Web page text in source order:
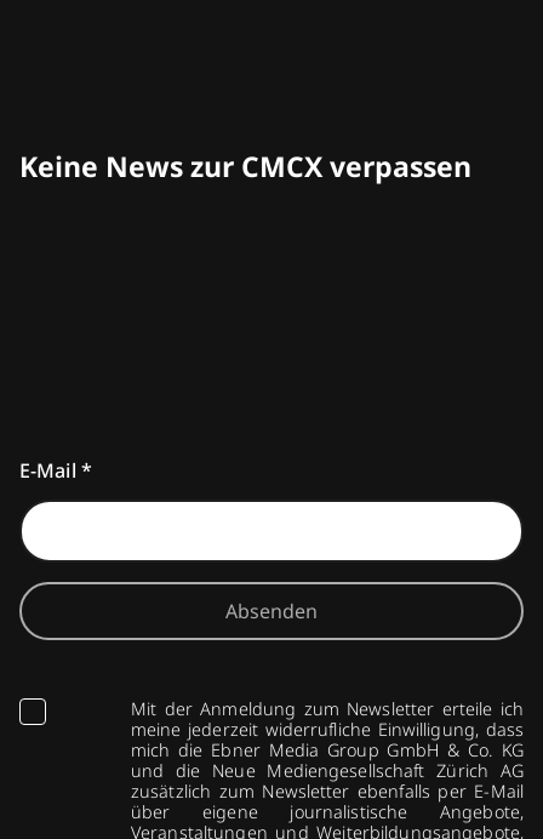
Keine News zur CMCX verpassen
E-Mail *
Absenden
Mit der Anmeldung zum Newsletter erteile ich
meine jederzeit widerrufliche Einwilligung, dass
mich die Ebner Media Group GmbH & Co. KG
und die Neue Mediengesellschaft Zürich AG
zusätzlich zum Newsletter ebenfalls per E-Mail
über eigene journalistische Angebote,
Veranstaltungen und Weiterbildungsangebote,